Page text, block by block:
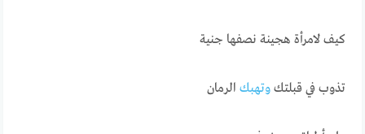
كيف لامرأة هجينة نصفها جنية
تذوب في قبلتكوتهبك الرمان